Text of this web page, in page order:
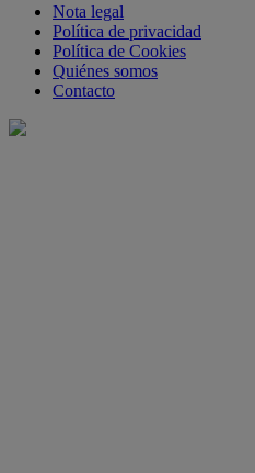
Nota legal
Política de privacidad
Política de Cookies
Quiénes somos
Contacto